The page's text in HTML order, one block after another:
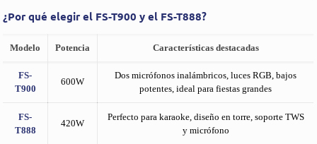
¿Por qué elegir el FS-T900 y el FS-T888?
Modelo Potencia Características destacadas
FS-
T900
600W
Dos micrófonos inalámbricos, luces RGB, bajos
potentes, ideal para fiestas grandes
FS-
T888
420W
Perfecto para karaoke, diseño en torre, soporte TWS
y micrófono